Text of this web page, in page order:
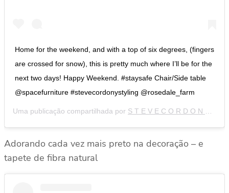
Home for the weekend, and with a top of six degrees, (fingers
are crossed for snow), this is pretty much where I’ll be for the
next two days! Happy Weekend. #staysafe Chair/Side table
@spacefurniture #stevecordonystyling @rosedale_farm
Uma publicação compartilhada por S T E V E C O R D O N Y
Adorando cada vez mais preto na decoração – e
tapete de fibra natural